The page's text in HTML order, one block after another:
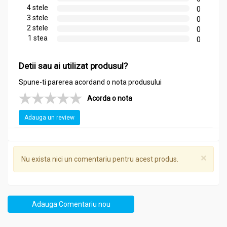
Fructe de măr (
) – 30%, excipienți: apă, miere
de albine, zahăr brun, drojdie de panificaţie.
Otet mere miere 100ml - NERA PLANT
Infecţii
Alergii
Probleme de digestie
Constipaţie
Metabolism leneș
Obezitate
Imunitate scăzută
Insomnie
Nivel crescut al colesterolului
4 stele
0
3 stele
0
2 stele
0
1 stea
0
Detii sau ai utilizat produsul?
Spune-ti parerea acordand o nota produsului
Acorda o nota
Adauga un review
×
Nu exista nici un comentariu pentru acest produs.
Adauga Comentariu nou